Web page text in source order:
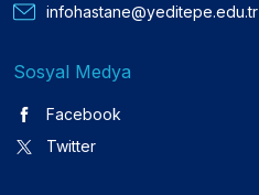
infohastane@yeditepe.edu.tr
Sosyal Medya
Facebook
Twitter